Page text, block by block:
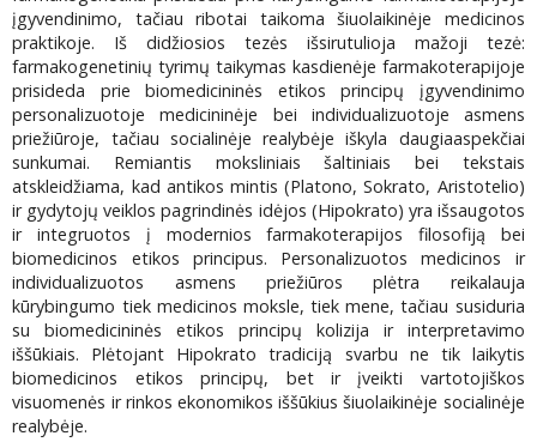
įgyvendinimo, tačiau ribotai taikoma šiuolaikinėje medicinos
praktikoje. Iš didžiosios tezės išsirutulioja mažoji tezė:
farmakogenetinių tyrimų taikymas kasdienėje farmakoterapijoje
prisideda prie biomedicininės etikos principų įgyvendinimo
personalizuotoje medicininėje bei individualizuotoje asmens
priežiūroje, tačiau socialinėje realybėje iškyla daugiaaspekčiai
sunkumai. Remiantis moksliniais šaltiniais bei tekstais
atskleidžiama, kad antikos mintis (Platono, Sokrato, Aristotelio)
ir gydytojų veiklos pagrindinės idėjos (Hipokrato) yra išsaugotos
ir integruotos į modernios farmakoterapijos filosofiją bei
biomedicinos etikos principus. Personalizuotos medicinos ir
individualizuotos asmens priežiūros plėtra reikalauja
kūrybingumo tiek medicinos moksle, tiek mene, tačiau susiduria
su biomedicininės etikos principų kolizija ir interpretavimo
iššūkiais. Plėtojant Hipokrato tradiciją svarbu ne tik laikytis
biomedicinos etikos principų, bet ir įveikti vartotojiškos
visuomenės ir rinkos ekonomikos iššūkius šiuolaikinėje socialinėje
realybėje.